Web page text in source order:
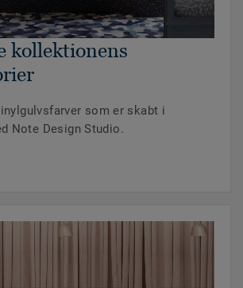
kollektionens
som er skabt i
Note Design Studio.